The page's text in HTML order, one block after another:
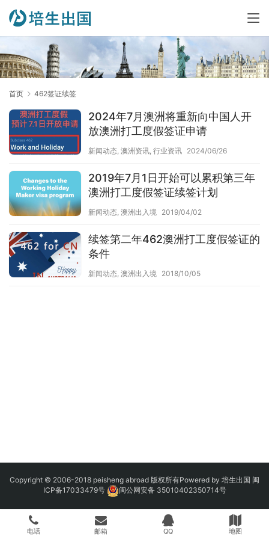
首页 462签证续签
2024年7月澳洲将重新向中国人开
放澳洲打工度假签证申请
新闻动态, 澳洲资讯, 行业资讯 2024/06/26
2019年7月1日开始可以累积第三年
澳洲打工度假签证续签计划
新闻动态, 澳洲出入境 2019/04/02
续签第二年462澳洲打工度假签证的
条件
新闻动态, 澳洲出入境 2018/10/05
Copyright © 2006-2018 peisheng abroad 版权所有Powered by 培生出国 闽
ICP备17033479号
闽公网安备 35010402350714号
电话 邮箱 QQ 地图